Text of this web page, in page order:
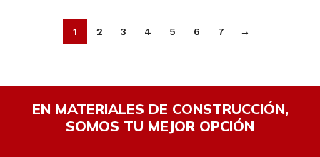
1 2 3 4 5 6 7 →
EN MATERIALES DE CONSTRUCCIÓN,
SOMOS TU MEJOR OPCIÓN